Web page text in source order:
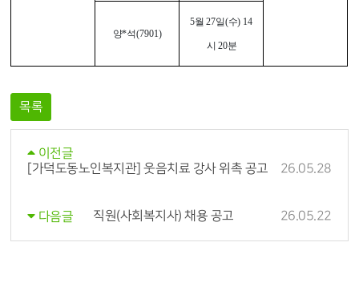
양*석(7901)
5월27일(수) 14
시 20분
목록
이전글
[가덕도동노인복지관] 웃음치료 강사 위촉 공고
26.05.28
다음글 직원(사회복지사) 채용 공고 26.05.22